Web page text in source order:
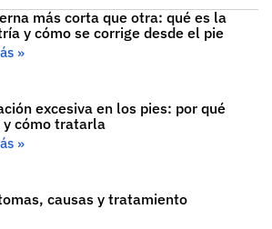
más corta que otra: qué es la
y cómo se corrige desde el pie
»
excesiva en los pies: por qué
y cómo tratarla
»
causas y tratamiento